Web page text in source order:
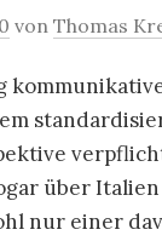
von Thomas
über
nur einer